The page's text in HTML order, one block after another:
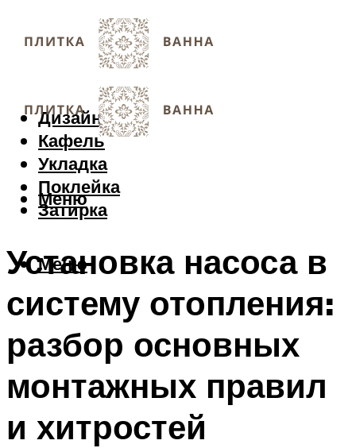
Дизайн
Кафель
Укладка
Поклейка
Затирка
Меню
Меню
Установка насоса в
систему отопления:
разбор основных
монтажных правил
и хитростей